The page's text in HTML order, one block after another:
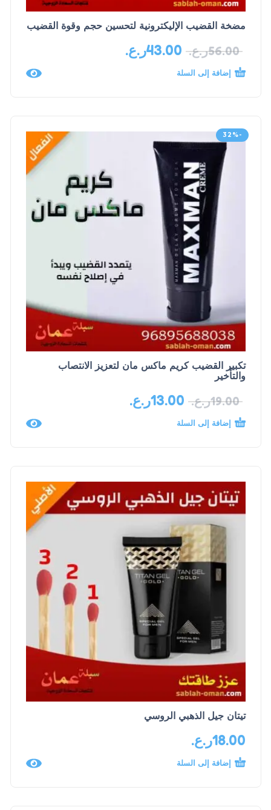
مضخة القضيب الإليكترونية لتحسين حجم وقوة القضيب
56.00ر.ع. 43.00ر.ع.
إضافة إلى السلة
-32%
تكبير القضيب كريم ماكس مان لتعزيز الانتصاب
والتأخير
19.00ر.ع. 13.00ر.ع.
إضافة إلى السلة
تيتان جيل الذهبي الروسي
18.00ر.ع.
إضافة إلى السلة